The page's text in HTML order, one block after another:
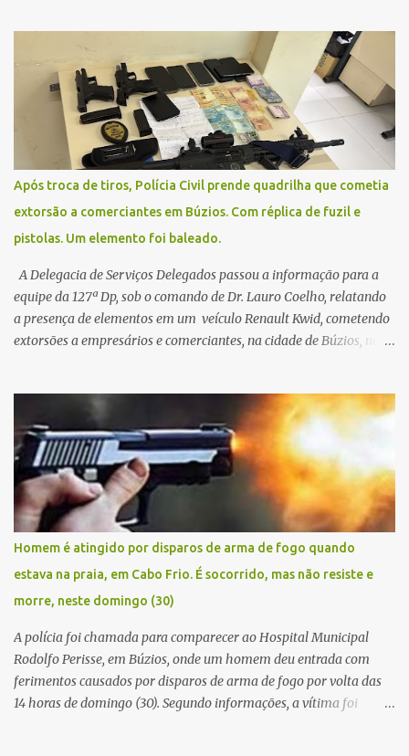
Contamos com a compreensão de toda população, pois se trata de
uma situação climática que foge ao controle da administração
pública.
Após troca de tiros, Polícia Civil prende quadrilha que cometia
extorsão a comerciantes em Búzios. Com réplica de fuzil e
pistolas. Um elemento foi baleado.
A Delegacia de Serviços Delegados passou a informação para a
equipe da 127ª Dp, sob o comando de Dr. Lauro Coelho, relatando
a presença de elementos em um veículo Renault Kwid, cometendo
extorsões a empresários e comerciantes, na cidade de Búzios, na
fugir da cidade Buziana. Um dos detidos é policial civil e este foi
baleado na perna na troca de tiros . Na ocorrência, três armas,
pistolas e uma réplica de fuzil, foram apreendidas. O homem
baleado foi identificado como Claudio Bastos, conhecido no meio
político.
Homem é atingido por disparos de arma de fogo quando
estava na praia, em Cabo Frio. É socorrido, mas não resiste e
morre, neste domingo (30)
A polícia foi chamada para comparecer ao Hospital Municipal
Rodolfo Perisse, em Búzios, onde um homem deu entrada com
ferimentos causados por disparos de arma de fogo por volta das
14 horas de domingo (30). Segundo informações, a vítima foi